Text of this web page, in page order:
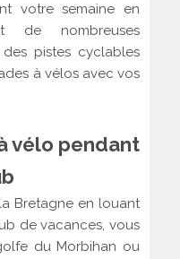
votre semaine en
de nombreuses
pistes cyclables
à vélos avec vos
vélo pendant
Bretagne en louant
de vacances, vous
du Morbihan ou